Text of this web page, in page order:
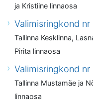
ja Kristiine linnaosa
Valimisringkond nr
Tallinna Kesklinna,
Pirita linnaosa
Valimisringkond nr
Tallinna Mustamäe ja
linnaosa